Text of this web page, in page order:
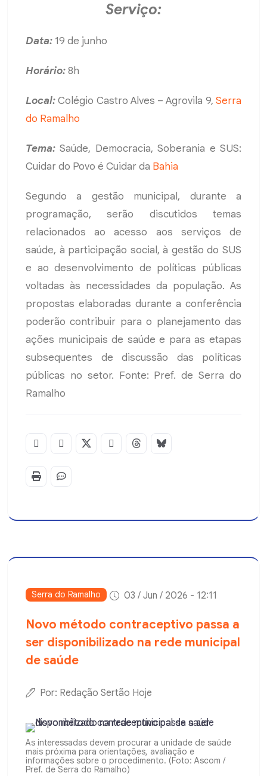
Serviço:
Data: 19 de junho
Horário:8h
Local:Colégio Castro Alves – Agrovila 9,Serra
do Ramalho
Tema:Saúde, Democracia, Soberania e SUS:
Cuidar do Povo é Cuidar da Bahia
Segundo a gestão municipal, durante a
programação, serão discutidos temas
relacionados ao acesso aos serviços de
saúde, à participação social, à gestão do SUS
e ao desenvolvimento de políticas públicas
voltadas às necessidades da população. As
propostas elaboradas durante a conferência
poderão contribuir para o planejamento das
ações municipais de saúde e para as etapas
subsequentes de discussão das políticas
públicas no setor. Fonte: Pref. de Serra do
Ramalho
Serra do Ramalho 03 / Jun / 2026 - 12:11
Novo método contraceptivo passa a
ser disponibilizado na rede municipal
de saúde
Por: Redação Sertão Hoje
As interessadas devem procurar a unidade de saúde
mais próxima para orientações, avaliação e
informações sobre o procedimento. (Foto: Ascom /
Pref. de Serra do Ramalho)